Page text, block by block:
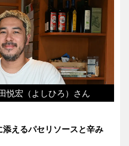
悦宏（よしひろ）さん
添えるパセリソースと辛み